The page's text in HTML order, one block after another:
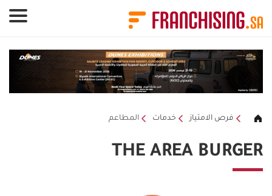
فرص الامتياز خدمات المطاعم
THE AREA BURGER
لوحة إدارة ملفات تعريف الارتباط